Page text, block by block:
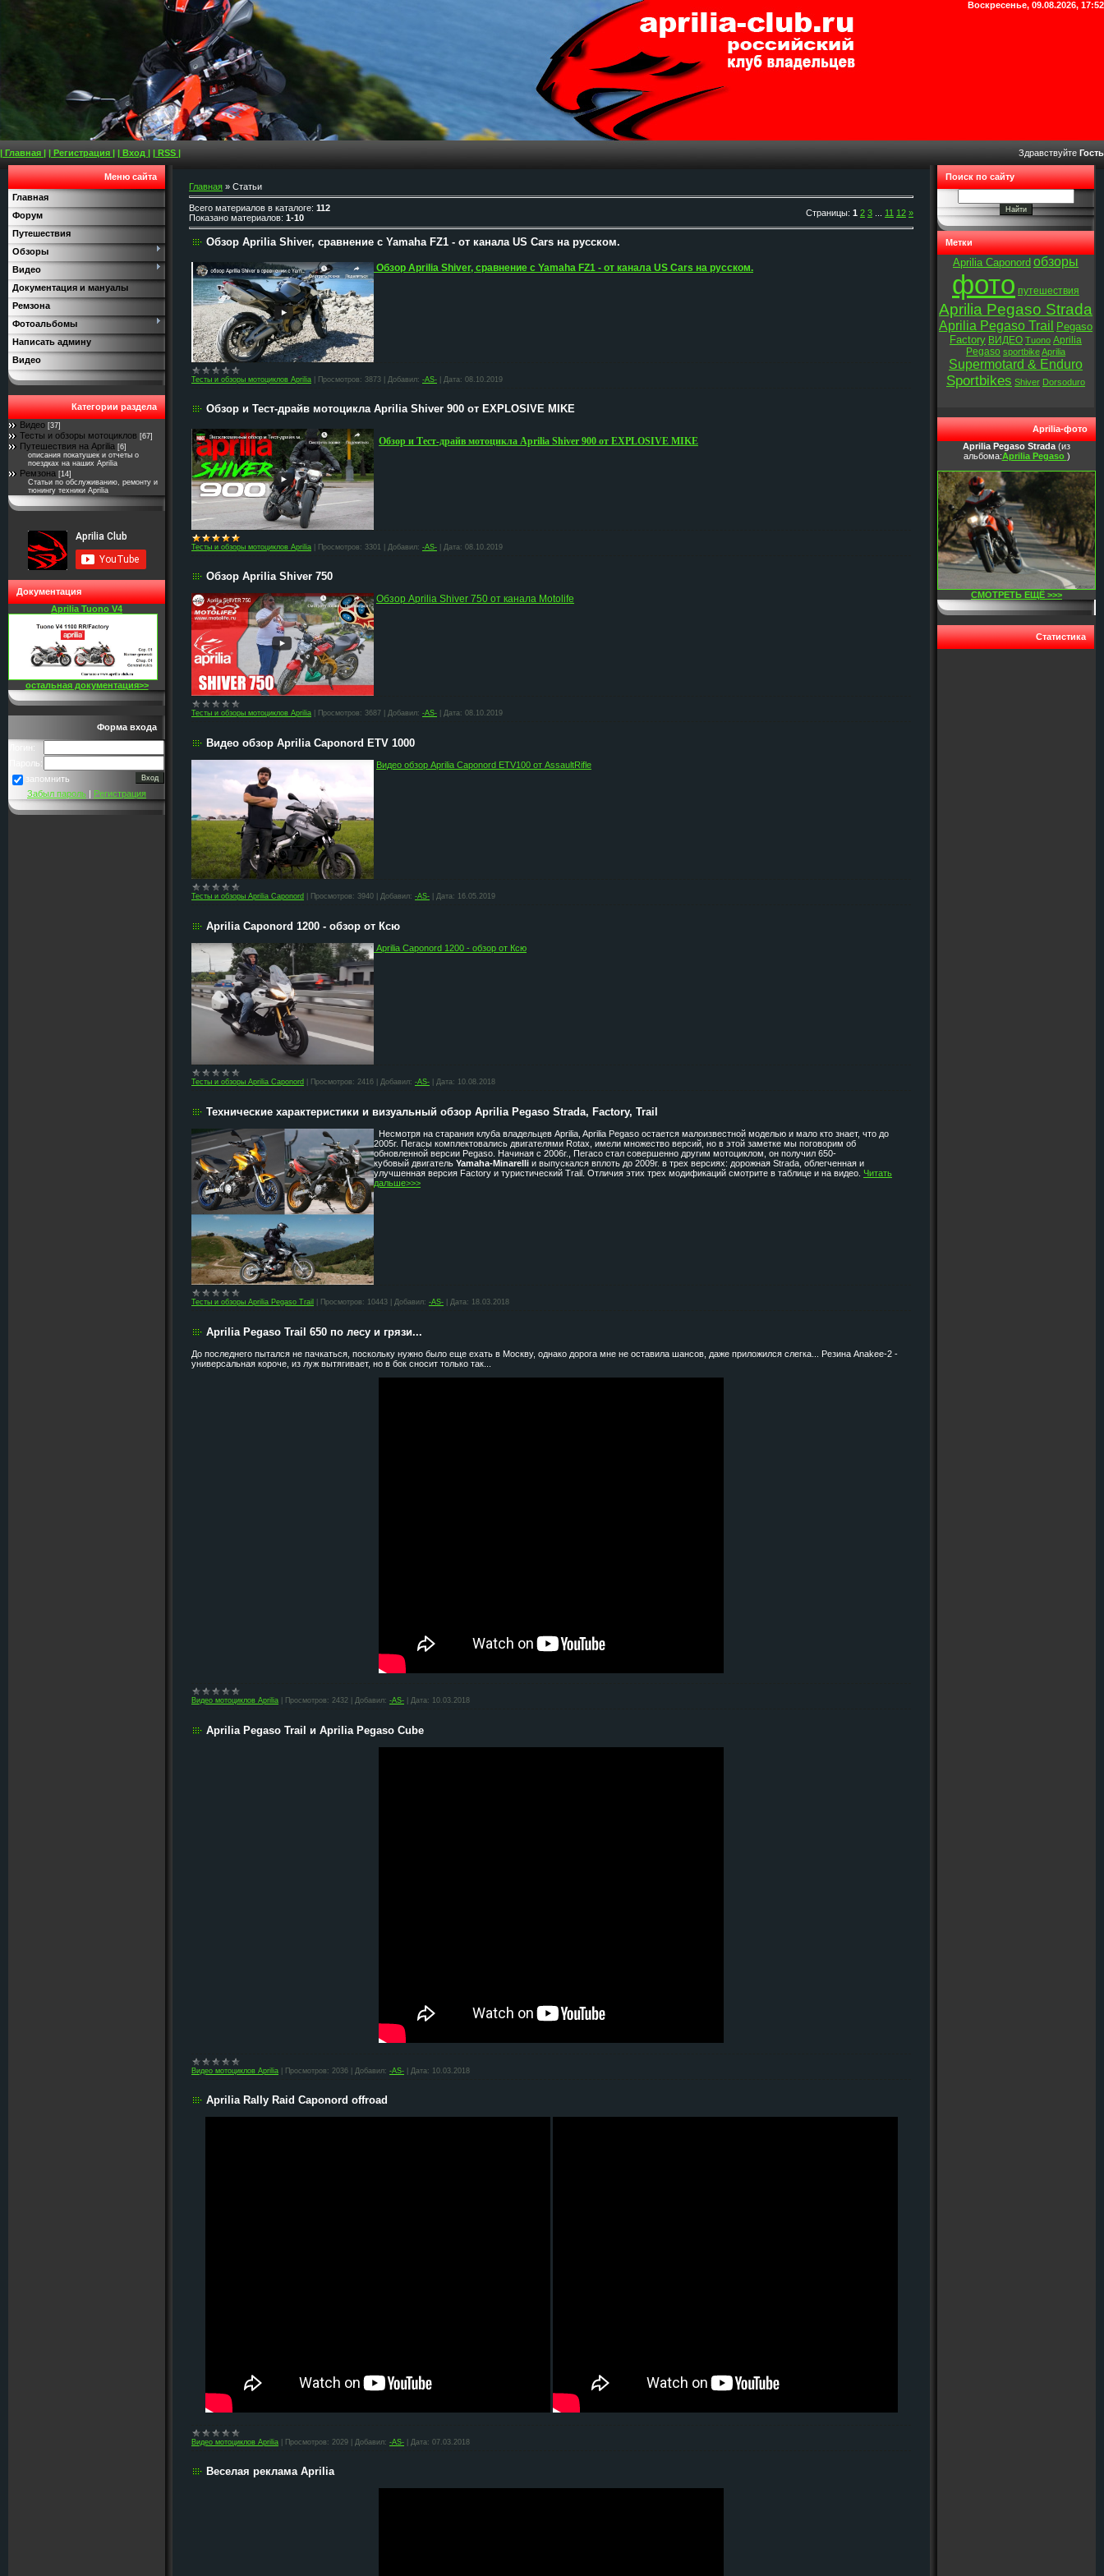
Воскресенье, 09.08.2026, 17:52
| Главная | | Регистрация | | Вход | | RSS | Здравствуйте Гость
Меню сайта
Главная
Форум
Путешествия
Обзоры
Видео
Документация и мануалы
Ремзона
Фотоальбомы
Написать админу
Видео
Категории раздела
Видео [37]
Тесты и обзоры мотоциклов [67]
Путешествия на Aprilia [6]
описания покатушек и отчеты о
поездках на наших Aprilia
Ремзона [14]
Статьи по обслуживанию, ремонту и
тюнингу техники Aprilia
Документация
Aprilia Tuono V4
остальная документация>>
Форма входа
Логин:
Пароль:
запомнить
Забыл пароль | Регистрация
Главная » Статьи
Всего материалов в каталоге: 112
Показано материалов: 1-10 Страницы: 1 2 3 11 12 »
Обзор Aprilia Shiver, сравнение с Yamaha FZ1 - от канала US Cars на русском.
Обзор Aprilia Shiver, сравнение с Yamaha FZ1 - от канала US Cars на русском.
Тесты и обзоры мотоциклов Aprilia Просмотров: 3873 Добавил: -AS- Дата: 08.10.2019
Обзор и Тест-драйв мотоцикла Aprilia Shiver 900 от EXPLOSIVE MIKE
Обзор и Тест-драйв мотоцикла Aprilia Shiver 900 от EXPLOSIVE MIKE
Тесты и обзоры мотоциклов Aprilia Просмотров: 3301 Добавил: -AS- Дата: 08.10.2019
Обзор Aprilia Shiver 750
Обзор Aprilia Shiver 750 от канала Motolife
Тесты и обзоры мотоциклов Aprilia Просмотров: 3687 Добавил: -AS- Дата: 08.10.2019
Видео обзор Aprilia Caponord ETV 1000
Видео обзор Aprilia Caponord ETV100 от AssaultRifle
Тесты и обзоры Aprilia Caponord Просмотров: 3940 Добавил: -AS- Дата: 16.05.2019
Aprilia Caponord 1200 - обзор от Ксю
Aprilia Caponord 1200 - обзор от Ксю
Тесты и обзоры Aprilia Caponord Просмотров: 2416 Добавил: -AS- Дата: 10.08.2018
Технические характеристики и визуальный обзор Aprilia Pegaso Strada, Factory, Trail
Несмотря на старания клуба владельцев Aprilia, Aprilia Pegaso остается малоизвестной моделью и мало кто знает, что до
2005г. Пегасы комплектовались двигателями Rotax, имели множество версий, но в этой заметке мы поговорим об
обновленной версии Pegaso. Начиная с 2006г., Пегасо стал совершенно другим мотоциклом, он получил 650-
кубовый двигатель Yamaha-Minarelli и выпускался вплоть до 2009г. в трех версиях: дорожная Strada, облегченная и
улучшенная версия Factory и туристический Trail. Отличия этих трех модификаций смотрите в таблице и на видео. Читать
дальше>>>
Тесты и обзоры Aprilia Pegaso Trail Просмотров: 10443 Добавил: -AS- Дата: 18.03.2018
Aprilia Pegaso Trail 650 по лесу и грязи...
До последнего пытался не пачкаться, поскольку нужно было еще ехать в Москву, однако дорога мне не оставила шансов, даже приложился слегка... Резина Anakee-2 -
универсальная короче, из луж вытягивает, но в бок сносит только так...
Видео мотоциклов Aprilia Просмотров: 2432 Добавил: -AS- Дата: 10.03.2018
Aprilia Pegaso Trail и Aprilia Pegaso Cube
Видео мотоциклов Aprilia Просмотров: 2036 Добавил: -AS- Дата: 10.03.2018
Aprilia Rally Raid Caponord offroad
Видео мотоциклов Aprilia Просмотров: 2029 Добавил: -AS- Дата: 07.03.2018
Веселая реклама Aprilia
Поиск по сайту
Метки
Aprilia Caponord обзоры
фото путешествия
Aprilia Pegaso Strada
Aprilia Pegaso Trail
Pegaso
Factory ВИДЕО Tuono Aprilia
Pegaso sportbikeAprilia
Supermotard & Enduro
Sportbikes Shiver Dorsoduro
Aprilia-фото
Aprilia Pegaso Strada (из
альбома:Aprilia Pegaso )
СМОТРЕТЬ ЕЩЁ >>>
Статистика